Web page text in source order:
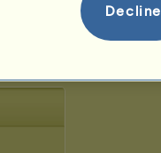
Decline